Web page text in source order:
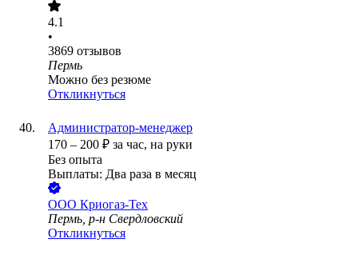
4.1
•
3869 отзывов
Пермь
Можно без резюме
Откликнуться
Администратор-менеджер
170 – 200 ₽ за час, на руки
Без опыта
Выплаты: Два раза в месяц
ООО Криогаз-Тех
Пермь, р-н Свердловский
Откликнуться